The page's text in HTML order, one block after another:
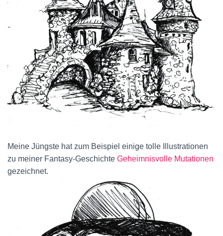
Meine Jüngste hat zum Beispiel einige tolle Illustrationen
zu meiner Fantasy-Geschichte Geheimnisvolle Mutationen
gezeichnet.